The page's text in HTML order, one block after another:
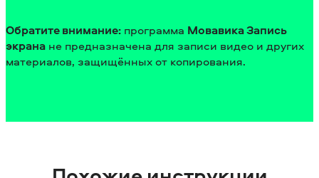
Обратите внимание: программа Мовавика Запись
экрана не предназначена для записи видео и других
материалов, защищённых от копирования.